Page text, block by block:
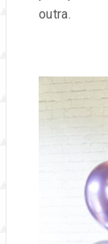
outra.